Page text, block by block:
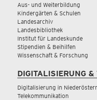
Aus- und Weiterbildung
Kindergärten & Schulen
Landesarchiv
Landesbibliothek
Institut für Landeskunde
Stipendien & Beihilfen
Wissenschaft & Forschung
DIGITALISIERUNG &
Digitalisierung in
Telekommunikation